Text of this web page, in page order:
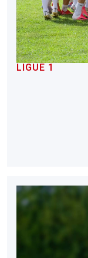
LIGUE 1